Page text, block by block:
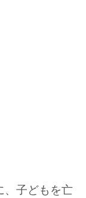
、子どもを亡